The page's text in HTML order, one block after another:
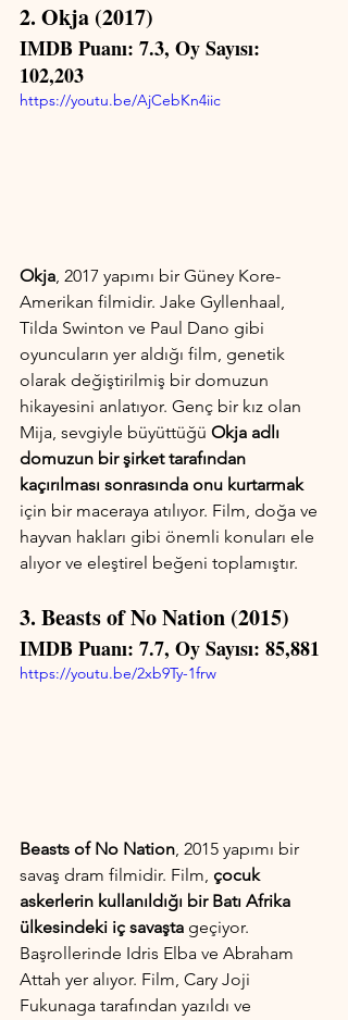
2. Okja (2017)
IMDB Puanı: 7.3, Oy Sayısı:
102,203
https://youtu.be/AjCebKn4iic
Okja, 2017 yapımı bir Güney Kore-
Amerikan filmidir. Jake Gyllenhaal,
Tilda Swinton ve Paul Dano gibi
oyuncuların yer aldığı film, genetik
olarak değiştirilmiş bir domuzun
hikayesini anlatıyor. Genç bir kız olan
Mija, sevgiyle büyüttüğü Okja adlı
domuzun bir şirket tarafından
kaçırılması sonrasında onu kurtarmak
için bir maceraya atılıyor. Film, doğa ve
hayvan hakları gibi önemli konuları ele
alıyor ve eleştirel beğeni toplamıştır.
3. Beasts of No Nation (2015)
IMDB Puanı: 7.7, Oy Sayısı: 85,881
https://youtu.be/2xb9Ty-1frw
Beasts of No Nation, 2015 yapımı bir
savaş dram filmidir. Film, çocuk
askerlerin kullanıldığı bir Batı Afrika
ülkesindeki iç savaşta geçiyor.
Başrollerinde Idris Elba ve Abraham
Attah yer alıyor. Film, Cary Joji
Fukunaga tarafından yazıldı ve